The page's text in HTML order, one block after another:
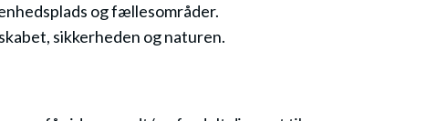
og fællesområder.
sikkerheden og naturen.